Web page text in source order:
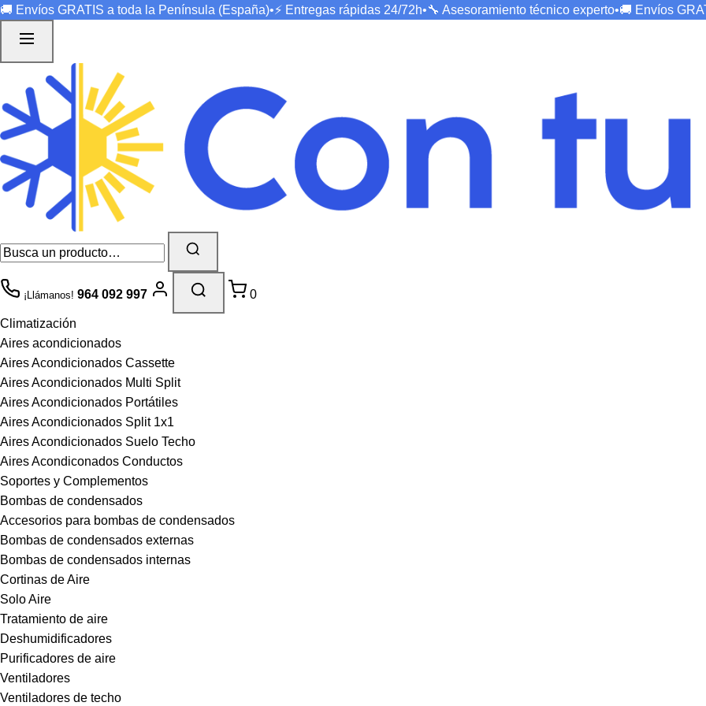
🚚 Envíos GRATIS a toda la Península (España)•⚡ Entregas rápidas 24/72h•🔧 Asesoramiento técnico experto•🚚 Envíos
¡Llámanos! 964 092 997 0
Climatización
Aires acondicionados
Aires Acondicionados Cassette
Aires Acondicionados Multi Split
Aires Acondicionados Portátiles
Aires Acondicionados Split 1x1
Aires Acondicionados Suelo Techo
Aires Acondiconados Conductos
Soportes y Complementos
Bombas de condensados
Accesorios para bombas de condensados
Bombas de condensados externas
Bombas de condensados internas
Cortinas de Aire
Solo Aire
Tratamiento de aire
Deshumidificadores
Purificadores de aire
Ventiladores
Ventiladores de techo